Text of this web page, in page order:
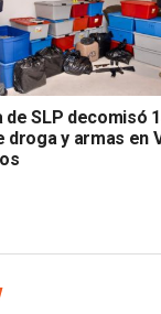
de SLP decomisó
droga y armas en